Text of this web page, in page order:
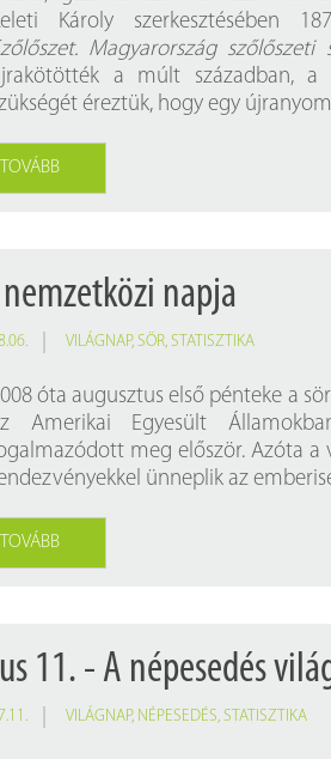
kollégáink
Károly szerkesztésében
Magyarország szőlőszeti
a múlt században,
éreztük, hogy egy
TOVÁBB
napja
VILÁGNAP,SÖR,STATISZTIKA
óta augusztus első pénteke a
Amerikai Egyesült
meg először. Azóta
ünneplik az
TOVÁBB
11. - A népesedés
VILÁGNAP, NÉPESEDÉS,STATISZTIKA